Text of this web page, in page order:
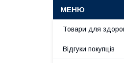
Товари для
Відгуки покупців